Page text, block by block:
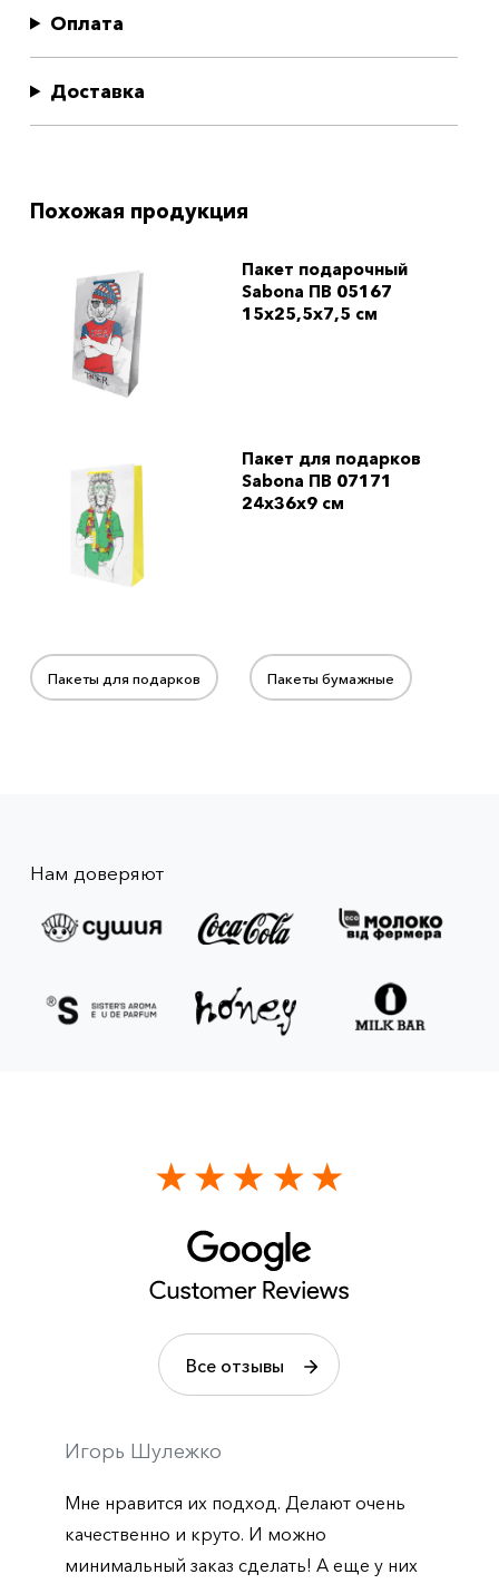
Оплата
Доставка
Похожая продукция
Пакет подарочный
Sabona ПВ 05167
15x25,5x7,5 см
Пакет для подарков
Sabona ПВ 07171
24x36x9 см
Пакеты для подарков Пакеты бумажные
Нам доверяют
Все отзывы
Игорь Шулежко
Мне нравится их подход. Делают очень
качественно и круто. И можно
минимальный заказ сделать! А еще у них